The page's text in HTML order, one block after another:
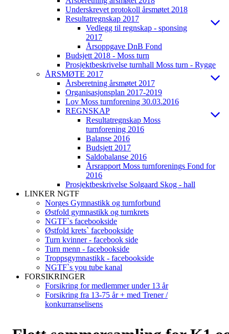
Underskrevet protokoll årsmøtet 2018
Resultatregnskap 2017
Vedlegg til regnskap - sponsing
2017
Årsoppgave DnB Fond
Budsjett 2018 - Moss turn
Prosjektbeskrivelse turnhall Moss turn - Rygge
ÅRSMØTE 2017
Årsberetning årsmøtet 2017
Organisasjonsplan 2017-2019
Lov Moss turnforening 30.03.2016
REGNSKAP
Resultatregnskap Moss
turnforening 2016
Balanse 2016
Budsjett 2017
Saldobalanse 2016
Årsrapport Moss turnforenings Fond for
2016
Prosjektbeskrivelse Solgaard Skog - hall
LINKER NGTF
Norges Gymnastikk og turnforbund
Østfold gymnastikk og turnkrets
NGTF`s facebookside
Østfold krets` facebookside
Turn kvinner - facebook side
Turn menn - facebookside
Troppsgymnastikk - facebookside
NGTF`s you tube kanal
FORSIKRINGER
Forsikring for medlemmer under 13 år
Forsikring fra 13-75 år + med Trener /
konkurranselisens